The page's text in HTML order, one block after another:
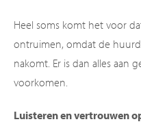
Heel soms komt het voor
ontruimen, omdat de
nakomt. Er is dan alles aan
voorkomen.
Luisteren en vertrouwen